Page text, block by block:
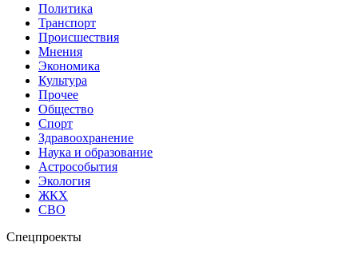
Политика
Транспорт
Происшествия
Мнения
Экономика
Культура
Прочее
Общество
Спорт
Здравоохранение
Наука и образование
Астрособытия
Экология
ЖКХ
СВО
Спецпроекты